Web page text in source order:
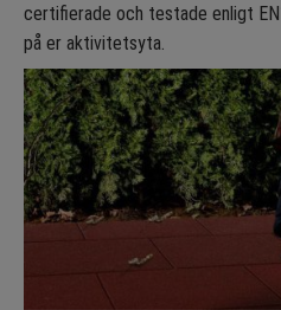
certifierade och testade enligt
på er aktivitetsyta.